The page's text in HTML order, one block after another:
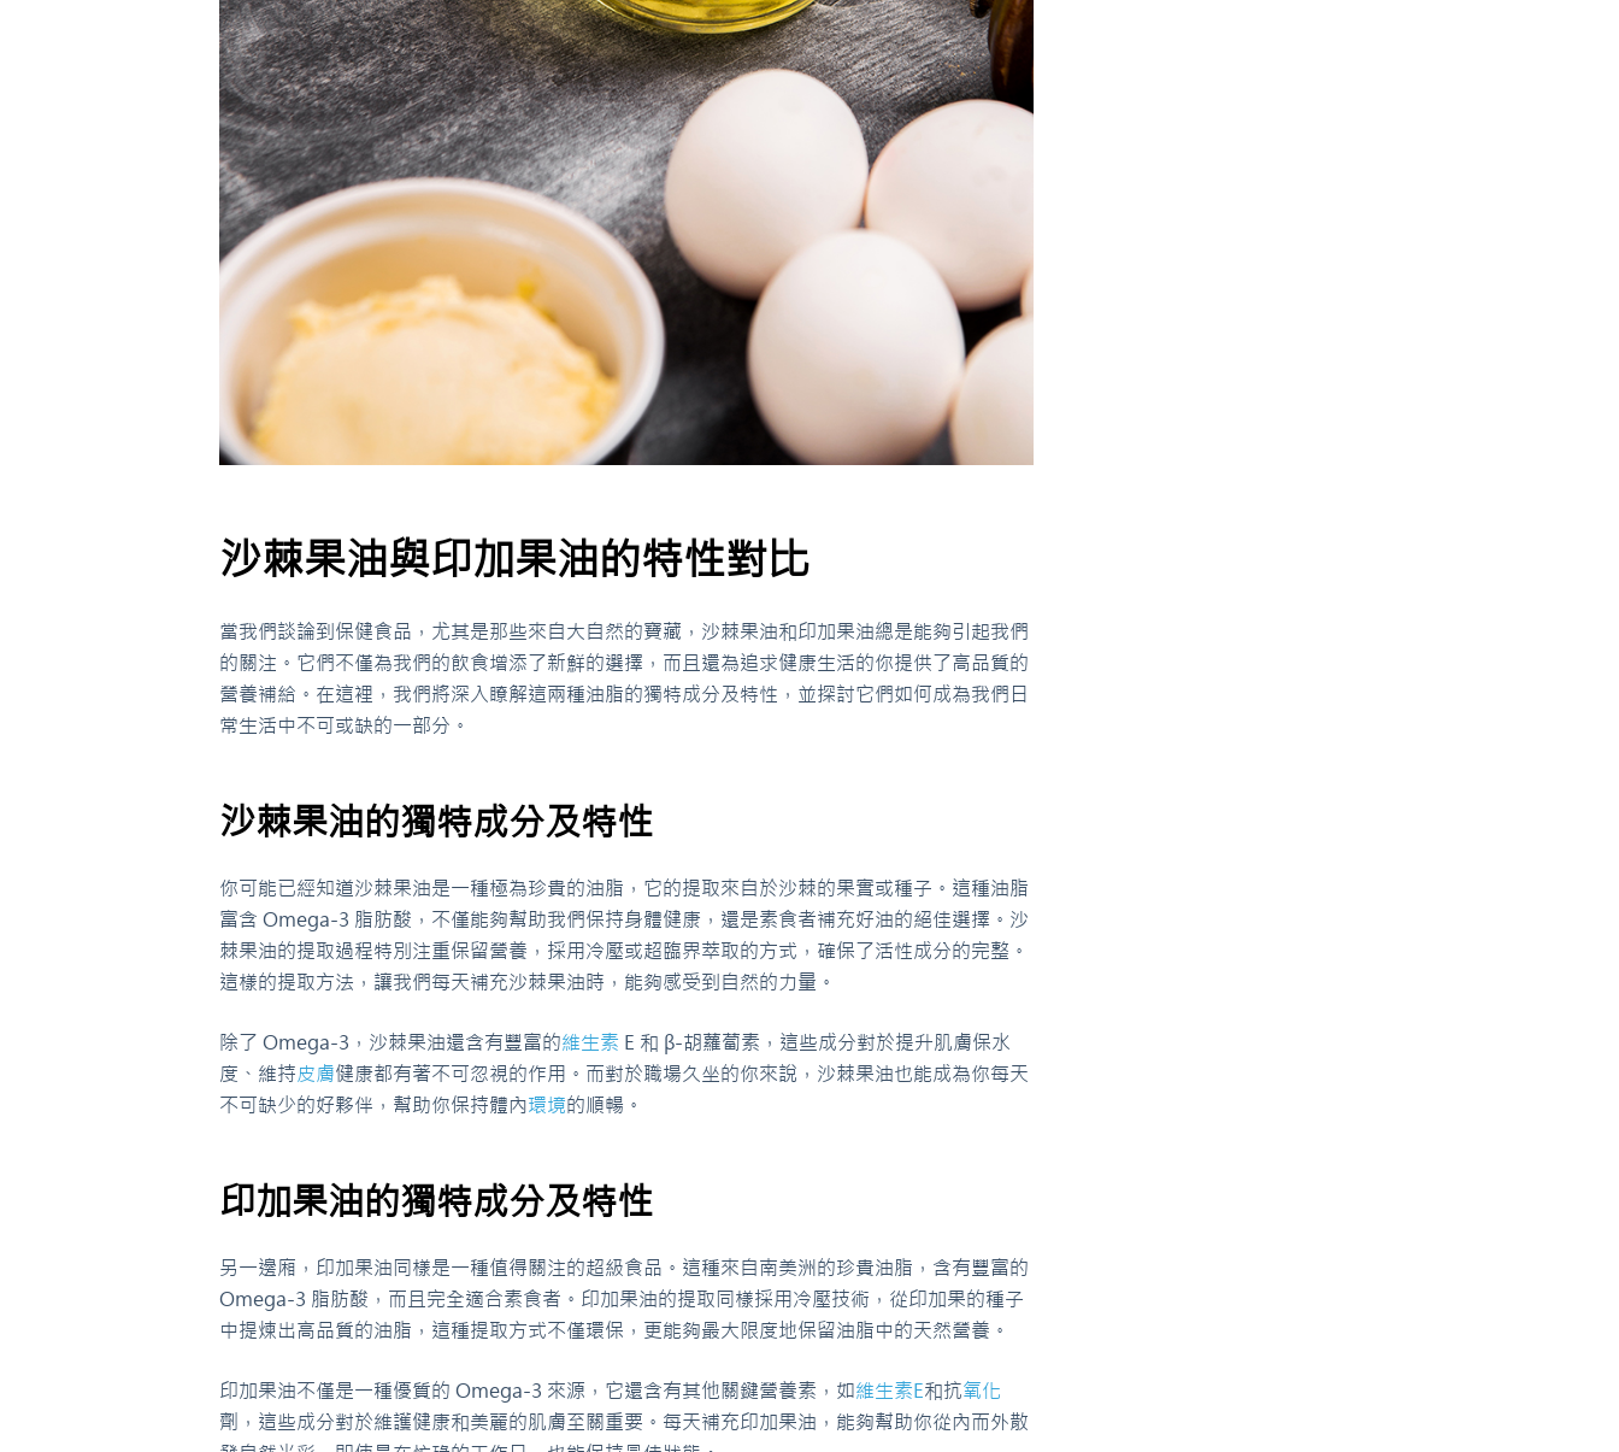
沙棘果油與印加果油的特性對比
當我們談論到保健食品，尤其是那些來自大自然的寶藏，沙棘果油和印加果油總是能夠引起我們
的關注。它們不僅為我們的飲食增添了新鮮的選擇，而且還為追求健康生活的你提供了高品質的
營養補給。在這裡，我們將深入瞭解這兩種油脂的獨特成分及特性，並探討它們如何成為我們日
常生活中不可或缺的一部分。
沙棘果油的獨特成分及特性
你可能已經知道沙棘果油是一種極為珍貴的油脂，它的提取來自於沙棘的果實或種子。這種油脂
富含 Omega-3 脂肪酸，不僅能夠幫助我們保持身體健康，還是素食者補充好油的絕佳選擇。沙
棘果油的提取過程特別注重保留營養，採用冷壓或超臨界萃取的方式，確保了活性成分的完整。
這樣的提取方法，讓我們每天補充沙棘果油時，能夠感受到自然的力量。
除了 Omega-3，沙棘果油還含有豐富的維生素 E 和 β-胡蘿蔔素，這些成分對於提升肌膚保水
度、維持皮膚健康都有著不可忽視的作用。而對於職場久坐的你來說，沙棘果油也能成為你每天
不可缺少的好夥伴，幫助你保持體內環境的順暢。
印加果油的獨特成分及特性
另一邊廂，印加果油同樣是一種值得關注的超級食品。這種來自南美洲的珍貴油脂，含有豐富的
Omega-3 脂肪酸，而且完全適合素食者。印加果油的提取同樣採用冷壓技術，從印加果的種子
中提煉出高品質的油脂，這種提取方式不僅環保，更能夠最大限度地保留油脂中的天然營養。
印加果油不僅是一種優質的 Omega-3 來源，它還含有其他關鍵營養素，如維生素E和抗氧化
劑，這些成分對於維護健康和美麗的肌膚至關重要。每天補充印加果油，能夠幫助你從內而外散